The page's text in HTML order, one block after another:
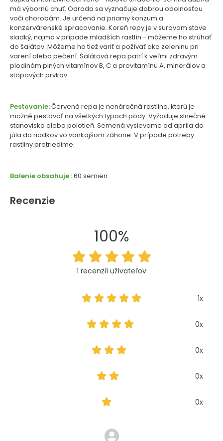
má výbornú chuť. Odroda sa vyznačuje dobrou odolnosťou
voči chorobám. Je určená na priamy konzum a
konzervárenské spracovanie. Koreň repy je v surovom stave
sladký, najmä v prípade mladších rastlín - môžeme ho strúhať
do šalátov. Môžeme ho tiež variť a požívať ako zeleninu pri
varení alebo pečení. Šalátová repa patrí k veľmi zdravým
plodinám plných vitamínov B, C a provitamínu A, minerálov a
stopových prvkov.
Pestovanie:Červená repa je nenáročná rastlina, ktorú je
možné pestovať na všetkých typoch pôdy. Vyžaduje slnečné
stanovisko alebo polotieň. Semená vysievame od apríla do
júla do riadkov vo vonkajšom záhone. V prípade potreby
rastliny pretriedime.
Balenie obsahuje :60 semien.
Recenzie
100%
1 recenzií užívateľov
1x
0x
0x
0x
0x